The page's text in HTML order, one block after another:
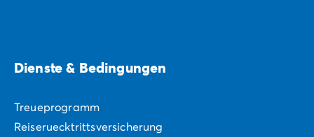
Dienste & Bedingungen
Treueprogramm
Reiseruecktrittsversicherung